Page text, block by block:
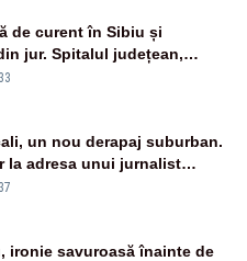
de curent în Sibiu și
jur. Spitalul județean,
rețelele de telefonie, grav
un nou derapaj suburban.
la adresa unui jurnalist
ironie savuroasă înainte de